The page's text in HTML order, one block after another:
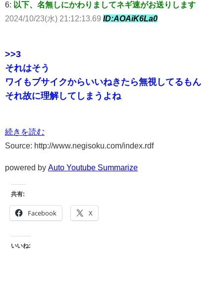
6: 以下、名無しにかわりましてネギ速がお送りします
2024/10/23(水) 21:12:13.69 ID:AOAiK6La0
>>3
それはそう
ワイもブサイクからいいねきたら無視してるもん
それ故に理解してしまうよね
続きを読む
Source: http://www.negisoku.com/index.rdf
powered by Auto Youtube Summarize
共有:
Facebook X
いいね: